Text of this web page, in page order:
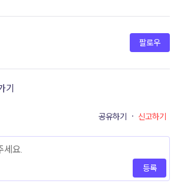
팔로우
기
공유하기 · 신고하기
등록